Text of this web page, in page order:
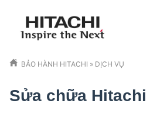
BẢO HÀNH HITACHI » DỊCH VỤ
Sửa chữa Hitachi